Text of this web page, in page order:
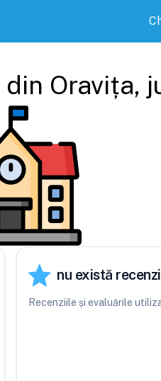
din Oravița,
nu există
Recenziile și evaluările